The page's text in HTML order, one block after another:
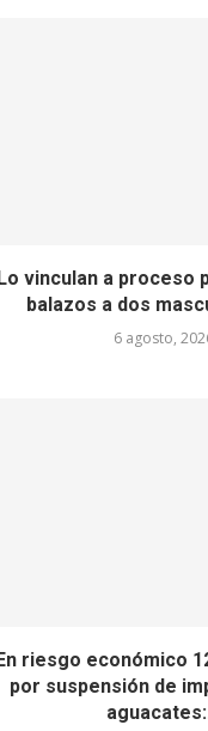
Lo vinculan a proceso
balazos a dos
6 agosto,
riesgo económico
por suspensión de